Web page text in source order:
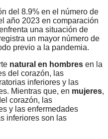
del 8.9% en el número de
año 2023 en comparación
una situación de
un mayor número de
previo a la pandemia.
natural en hombres en la
del corazón, las
inferiores y las
Mientras que, en mujeres,
corazón, las
y las enfermedades
inferiores son las